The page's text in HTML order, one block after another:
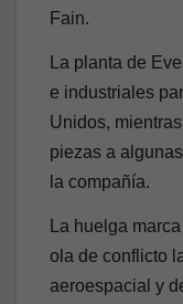
Fain.
La planta de
e industriales
Unidos,
piezas a
la compañía.
La huelga
ola de conflicto
aeroespacial y